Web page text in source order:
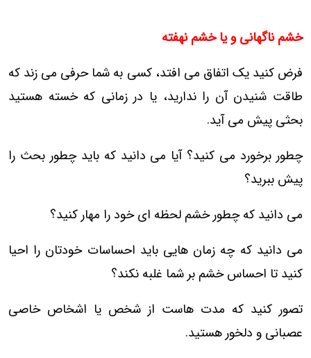
خشم ناگهانی و یا خشم نهفته
فرض کنید یک اتفاق می افتد، کسی به شما حرفی می زند که
طاقت شنیدن آن را ندارید، یا در زمانی که خسته هستید
بحثی پیش می آید.
چطور برخورد می کنید؟ آیا می دانید که باید چطور بحث را
پیش ببرید؟
می دانید که چطور خشم لحظه ای خود را مهار کنید؟
می دانید که چه زمان هایی باید احساسات خودتان را احیا
کنید تا احساس خشم بر شما غلبه نکند؟
تصور کنید که مدت هاست از شخص یا اشخاص خاصی
عصبانی و دلخور هستید.